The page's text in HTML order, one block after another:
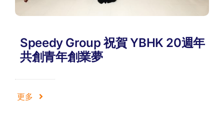
Speedy Group 祝賀 YBHK 20週年
共創青年創業夢
更多